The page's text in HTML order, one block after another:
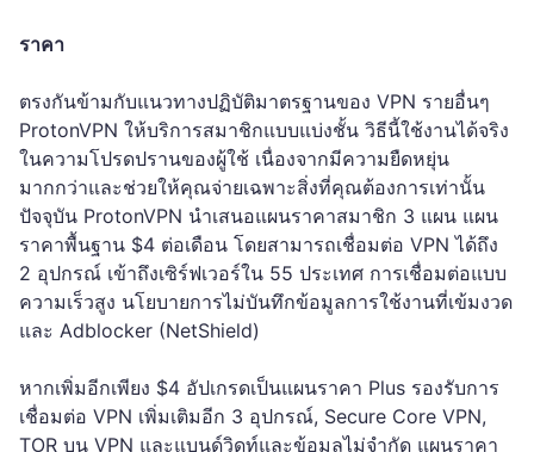
ราคา
ตรงกันข้ามกับแนวทางปฏิบัติมาตรฐานของ VPN รายอื่นๆ
ProtonVPN ให้บริการสมาชิกแบบแบ่งชั้น วิธีนี้ใช้งานได้จริง
ในความโปรดปรานของผู้ใช้ เนื่องจากมีความยืดหยุ่น
มากกว่าและช่วยให้คุณจ่ายเฉพาะสิ่งที่คุณต้องการเท่านั้น
ปัจจุบัน ProtonVPN นำเสนอแผนราคาสมาชิก 3 แผน แผน
ราคาพื้นฐาน $4 ต่อเดือน โดยสามารถเชื่อมต่อ VPN ได้ถึง
2 อุปกรณ์ เข้าถึงเซิร์ฟเวอร์ใน 55 ประเทศ การเชื่อมต่อแบบ
ความเร็วสูง นโยบายการไม่บันทึกข้อมูลการใช้งานที่เข้มงวด
และ Adblocker (NetShield)
หากเพิ่มอีกเพียง $4 อัปเกรดเป็นแผนราคา Plus รองรับการ
เชื่อมต่อ VPN เพิ่มเติมอีก 3 อุปกรณ์, Secure Core VPN,
TOR บน VPN และแบนด์วิดท์และข้อมูลไม่จำกัด แผนราคา